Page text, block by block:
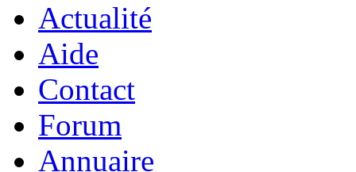
Actualité
Aide
Contact
Forum
Annuaire